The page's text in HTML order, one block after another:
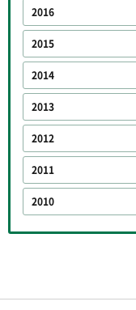
2016
2015
2014
2013
2012
2011
2010